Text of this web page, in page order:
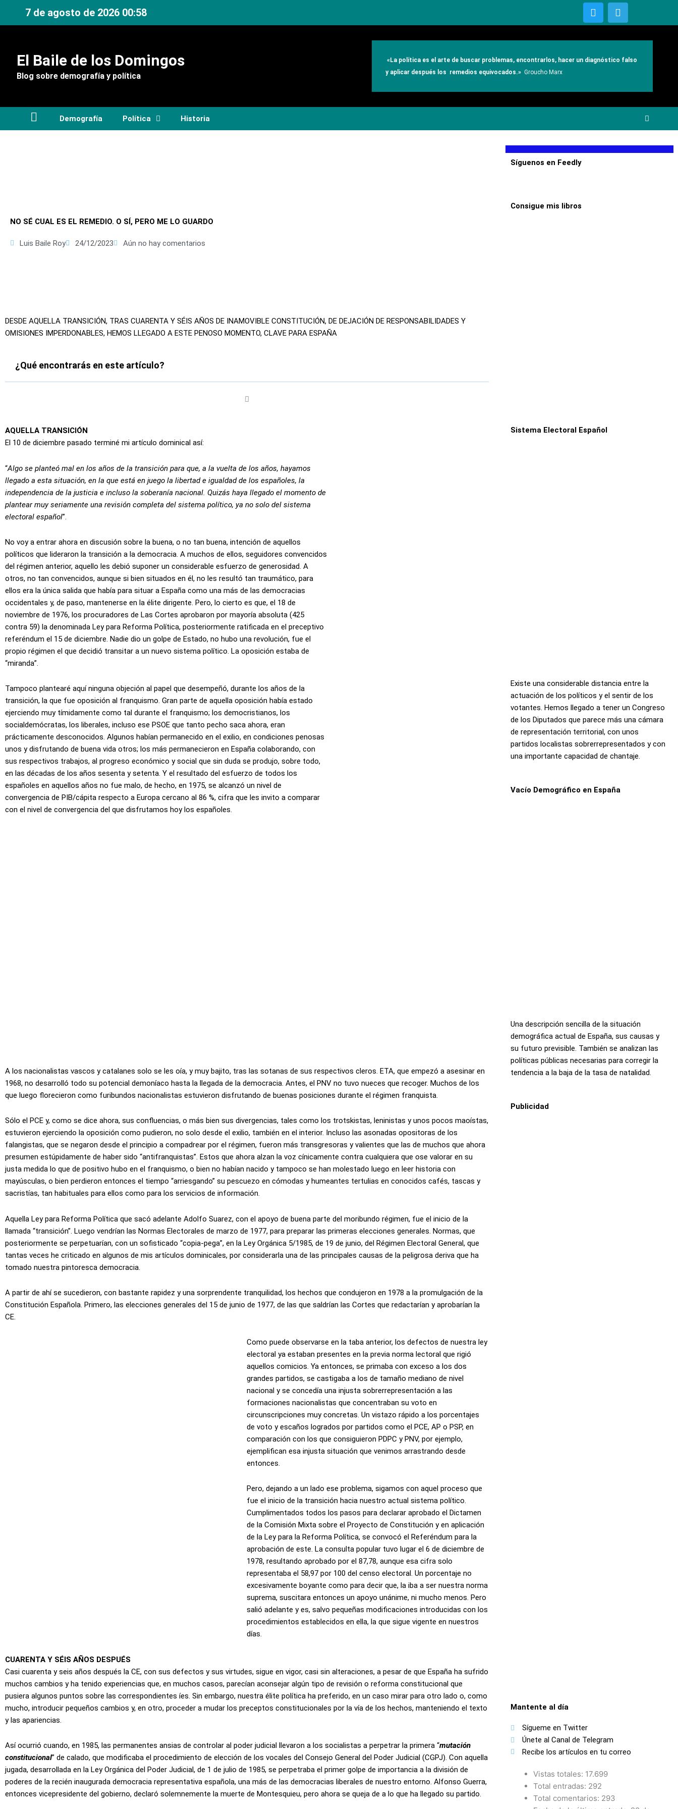
7 de agosto de 2026 00:58
T
w
i
t
e
r
T
e
l
e
r
El Baile de los Domingos
Blog sobre demografía y política
«La política es el arte de buscar problemas, encontrarlos, hacer un diagnóstico falso
y aplicar después los remedios equivocados.»Groucho Marx
Demografía Política Historia
NO SÉ CUAL ES EL REMEDIO. O SÍ, PERO ME LO GUARDO
Luis Baile Roy 24/12/2023 Aún no hay comentarios
DESDE AQUELLA TRANSICIÓN, TRAS CUARENTA Y SÉIS AÑOS DE INAMOVIBLE CONSTITUCIÓN, DE DEJACIÓN DE RESPONSABILIDADES Y
OMISIONES IMPERDONABLES, HEMOS LLEGADO A ESTE PENOSO MOMENTO, CLAVE PARA ESPAÑA
¿Qué encontrarás en este artículo?
AQUELLA TRANSICIÓN
El 10 de diciembre pasado terminé mi artículo dominical así:
“Algo se planteó mal en los años de la transición para que, a la vuelta de los años, hayamos
llegado a esta situación, en la que está en juego la libertad e igualdad de los españoles, la
independencia de la justicia e incluso la soberanía nacional. Quizás haya llegado el momento de
plantear muy seriamente una revisión completa del sistema político, ya no solo del sistema
electoral español”.
No voy a entrar ahora en discusión sobre la buena, o no tan buena, intención de aquellos
políticos que lideraron la transición a la democracia. A muchos de ellos, seguidores convencidos
del régimen anterior, aquello les debió suponer un considerable esfuerzo de generosidad. A
otros, no tan convencidos, aunque si bien situados en él, no les resultó tan traumático, para
ellos era la única salida que había para situar a España como una más de las democracias
occidentales y, de paso, mantenerse en la élite dirigente. Pero, lo cierto es que, el 18 de
noviembre de 1976, los procuradores de Las Cortes aprobaron por mayoría absoluta (425
contra 59) la denominada Ley para Reforma Política, posteriormente ratificada en el preceptivo
referéndum el 15 de diciembre. Nadie dio un golpe de Estado, no hubo una revolución, fue el
propio régimen el que decidió transitar a un nuevo sistema político. La oposición estaba de
“miranda”.
Tampoco plantearé aquí ninguna objeción al papel que desempeñó, durante los años de la
transición, la que fue oposición al franquismo. Gran parte de aquella oposición había estado
ejerciendo muy tímidamente como tal durante el franquismo; los democristianos, los
socialdemócratas, los liberales, incluso ese PSOE que tanto pecho saca ahora, eran
prácticamente desconocidos. Algunos habían permanecido en el exilio, en condiciones penosas
unos y disfrutando de buena vida otros; los más permanecieron en España colaborando, con
sus respectivos trabajos, al progreso económico y social que sin duda se produjo, sobre todo,
en las décadas de los años sesenta y setenta. Y el resultado del esfuerzo de todos los
españoles en aquellos años no fue malo, de hecho, en 1975, se alcanzó un nivel de
convergencia de PIB/cápita respecto a Europa cercano al 86 %, cifra que les invito a comparar
con el nivel de convergencia del que disfrutamos hoy los españoles.
A los nacionalistas vascos y catalanes solo se les oía, y muy bajito, tras las sotanas de sus respectivos cleros. ETA, que empezó a asesinar en
1968, no desarrolló todo su potencial demoníaco hasta la llegada de la democracia. Antes, el PNV no tuvo nueces que recoger. Muchos de los
que luego florecieron como furibundos nacionalistas estuvieron disfrutando de buenas posiciones durante el régimen franquista.
Sólo el PCE y, como se dice ahora, sus confluencias, o más bien sus divergencias, tales como los trotskistas, leninistas y unos pocos maoístas,
estuvieron ejerciendo la oposición como pudieron, no solo desde el exilio, también en el interior. Incluso las asonadas opositoras de los
falangistas, que se negaron desde el principio a compadrear por el régimen, fueron más transgresoras y valientes que las de muchos que ahora
presumen estúpidamente de haber sido “antifranquistas”. Estos que ahora alzan la voz cínicamente contra cualquiera que ose valorar en su
justa medida lo que de positivo hubo en el franquismo, o bien no habían nacido y tampoco se han molestado luego en leer historia con
mayúsculas, o bien perdieron entonces el tiempo “arriesgando” su pescuezo en cómodas y humeantes tertulias en conocidos cafés, tascas y
sacristías, tan habituales para ellos como para los servicios de información.
Aquella Ley para Reforma Política que sacó adelante Adolfo Suarez, con el apoyo de buena parte del moribundo régimen, fue el inicio de la
llamada “transición”. Luego vendrían las Normas Electorales de marzo de 1977, para preparar las primeras elecciones generales. Normas, que
posteriormente se perpetuarían, con un sofisticado “copia-pega”, en la Ley Orgánica 5/1985, de 19 de junio, del Régimen Electoral General, que
tantas veces he criticado en algunos de mis artículos dominicales, por considerarla una de las principales causas de la peligrosa deriva que ha
tomado nuestra pintoresca democracia.
A partir de ahí se sucedieron, con bastante rapidez y una sorprendente tranquilidad, los hechos que condujeron en 1978 a la promulgación de la
Constitución Española. Primero, las elecciones generales del 15 de junio de 1977, de las que saldrían las Cortes que redactarían y aprobarían la
CE.
Como puede observarse en la taba anterior, los defectos de nuestra ley
electoral ya estaban presentes en la previa norma lectoral que rigió
aquellos comicios. Ya entonces, se primaba con exceso a los dos
grandes partidos, se castigaba a los de tamaño mediano de nivel
nacional y se concedía una injusta sobrerrepresentación a las
formaciones nacionalistas que concentraban su voto en
circunscripciones muy concretas. Un vistazo rápido a los porcentajes
de voto y escaños logrados por partidos como el PCE, AP o PSP, en
comparación con los que consiguieron PDPC y PNV, por ejemplo,
ejemplifican esa injusta situación que venimos arrastrando desde
entonces.
Pero, dejando a un lado ese problema, sigamos con aquel proceso que
fue el inicio de la transición hacia nuestro actual sistema político.
Cumplimentados todos los pasos para declarar aprobado el Dictamen
de la Comisión Mixta sobre el Proyecto de Constitución y en aplicación
de la Ley para la Reforma Política, se convocó el Referéndum para la
aprobación de este. La consulta popular tuvo lugar el 6 de diciembre de
1978, resultando aprobado por el 87,78, aunque esa cifra solo
representaba el 58,97 por 100 del censo electoral. Un porcentaje no
excesivamente boyante como para decir que, la iba a ser nuestra norma
suprema, suscitara entonces un apoyo unánime, ni mucho menos. Pero
salió adelante y es, salvo pequeñas modificaciones introducidas con los
procedimientos establecidos en ella, la que sigue vigente en nuestros
días.
CUARENTA Y SÉIS AÑOS DESPUÉS
Casi cuarenta y seis años después la CE, con sus defectos y sus virtudes, sigue en vigor, casi sin alteraciones, a pesar de que España ha sufrido
muchos cambios y ha tenido experiencias que, en muchos casos, parecían aconsejar algún tipo de revisión o reforma constitucional que
pusiera algunos puntos sobre las correspondientes íes. Sin embargo, nuestra élite política ha preferido, en un caso mirar para otro lado o, como
mucho, introducir pequeños cambios y, en otro, proceder a mudar los preceptos constitucionales por la vía de los hechos, manteniendo el texto
y las apariencias.
Así ocurrió cuando, en 1985, las permanentes ansias de controlar al poder judicial llevaron a los socialistas a perpetrar la primera “mutación
constitucional” de calado, que modificaba el procedimiento de elección de los vocales del Consejo General del Poder Judicial (CGPJ). Con aquella
jugada, desarrollada en la Ley Orgánica del Poder Judicial, de 1 de julio de 1985, se perpetraba el primer golpe de importancia a la división de
poderes de la recién inaugurada democracia representativa española, una más de las democracias liberales de nuestro entorno. Alfonso Guerra,
entonces vicepresidente del gobierno, declaró solemnemente la muerte de Montesquieu, pero ahora se queja de a lo que ha llegado su partido.
Síguenos en Feedly
Consigue mis libros
Sistema Electoral Español
Existe una considerable distancia entre la
actuación de los políticos y el sentir de los
votantes. Hemos llegado a tener un Congreso
de los Diputados que parece más una cámara
de representación territorial, con unos
partidos localistas sobrerrepresentados y con
una importante capacidad de chantaje.
Vacío Demográfico en España
Una descripción sencilla de la situación
demográfica actual de España, sus causas y
su futuro previsible. También se analizan las
políticas públicas necesarias para corregir la
tendencia a la baja de la tasa de natalidad.
Publicidad
Mantente al día
Sígueme en Twitter
Únete al Canal de Telegram
Recibe los artículos en tu correo
Vistas totales: 17.699
Total entradas: 292
Total comentarios: 293